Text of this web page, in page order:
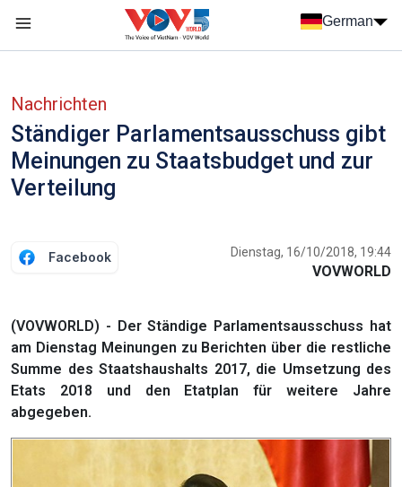
German
Nachrichten
Ständiger Parlamentsausschuss gibt
Meinungen zu Staatsbudget und zur
Verteilung
Facebook Dienstag, 16/10/2018, 19:44
VOVWORLD
(VOVWORLD) - Der Ständige Parlamentsausschuss hat
am Dienstag Meinungen zu Berichten über die restliche
Summe des Staatshaushalts 2017, die Umsetzung des
Etats 2018 und den Etatplan für weitere Jahre
abgegeben.